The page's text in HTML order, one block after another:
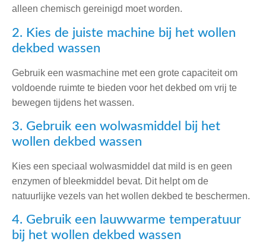
alleen chemisch gereinigd moet worden.
2. Kies de juiste machine bij het wollen
dekbed wassen
Gebruik een wasmachine met een grote capaciteit om
voldoende ruimte te bieden voor het dekbed om vrij te
bewegen tijdens het wassen.
3. Gebruik een wolwasmiddel bij het
wollen dekbed wassen
Kies een speciaal wolwasmiddel dat mild is en geen
enzymen of bleekmiddel bevat. Dit helpt om de
natuurlijke vezels van het wollen dekbed te beschermen.
4. Gebruik een lauwwarme temperatuur
bij het wollen dekbed wassen